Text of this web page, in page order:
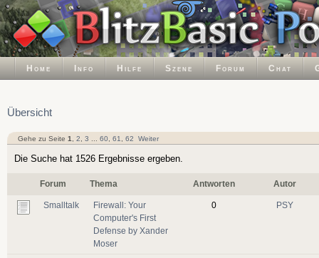
Home Info Hilfe Szene Forum Chat
Übersicht
Gehe zu Seite 1 2 3 60 61 62 Weiter
Die Suche hat 1526 Ergebnisse ergeben.
Forum Thema Antworten Autor
Smalltalk
Firewall: Your
Computer's First
Defense by Xander
Moser
0 PSY